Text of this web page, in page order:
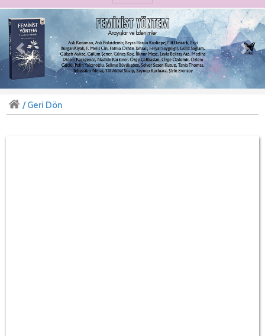
Previous Next
/ Geri Dön